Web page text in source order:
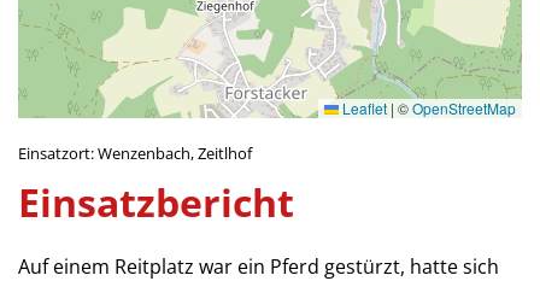
Leaflet | ©OpenStreetMap
Einsatzort: Wenzenbach, Zeitlhof
Einsatzbericht
Auf einem Reitplatz war ein Pferd gestürzt, hatte sich